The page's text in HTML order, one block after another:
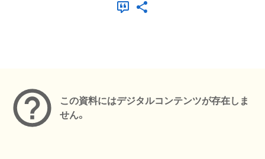
この資料にはデジタルコンテンツが存在しま
せん。